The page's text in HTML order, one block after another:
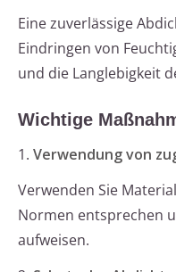
Eine zuverlässige
Eindringen von
und die Langlebigkeit
Wichtige
1. Verwendung von
Verwenden Sie
Normen entsprechen
aufweisen.